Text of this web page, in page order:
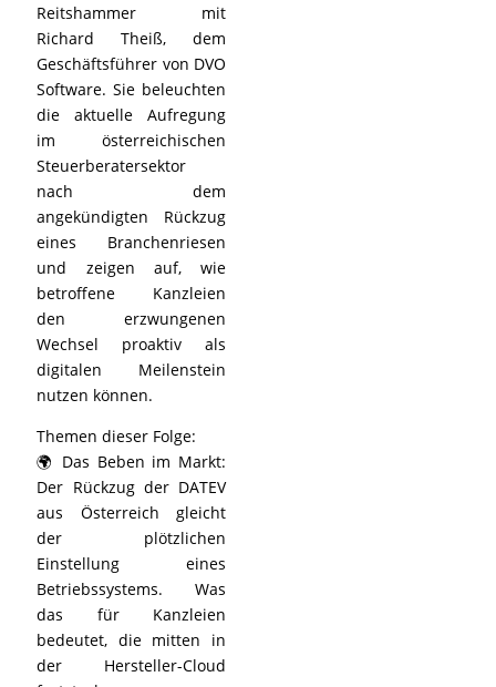
Reitshammer mit
Richard Theiß, dem
Geschäftsführer von DVO
Software. Sie beleuchten
die aktuelle Aufregung
im österreichischen
Steuerberatersektor
nach dem
angekündigten Rückzug
eines Branchenriesen
und zeigen auf, wie
betroffene Kanzleien
den erzwungenen
Wechsel proaktiv als
digitalen Meilenstein
nutzen können.
Themen dieser Folge:
🌍 Das Beben im Markt:
Der Rückzug der DATEV
aus Österreich gleicht
der plötzlichen
Einstellung eines
Betriebssystems. Was
das für Kanzleien
bedeutet, die mitten in
der Hersteller-Cloud